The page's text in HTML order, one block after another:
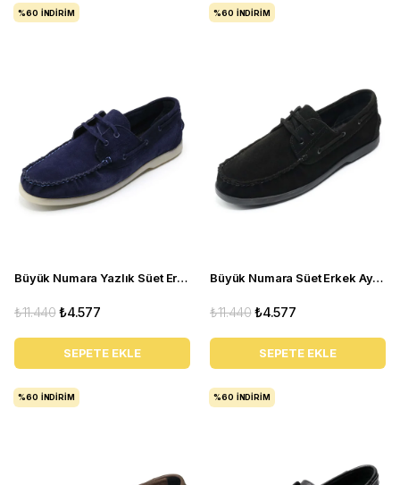
Büyük Numara Yazlık Süet Erkek Ayakkabısı -Utkan001 Lacivert Süet
₺4.577
₺11.440
SEPETE EKLE
%60 İNDIRIM
Büyük Numara Süet Erkek Ayakkabısı Utkan001 Siyah Süet
₺4.577
₺11.440
SEPETE EKLE
%60 İNDIRIM
%60 İNDIRIM %60 İNDIRIM